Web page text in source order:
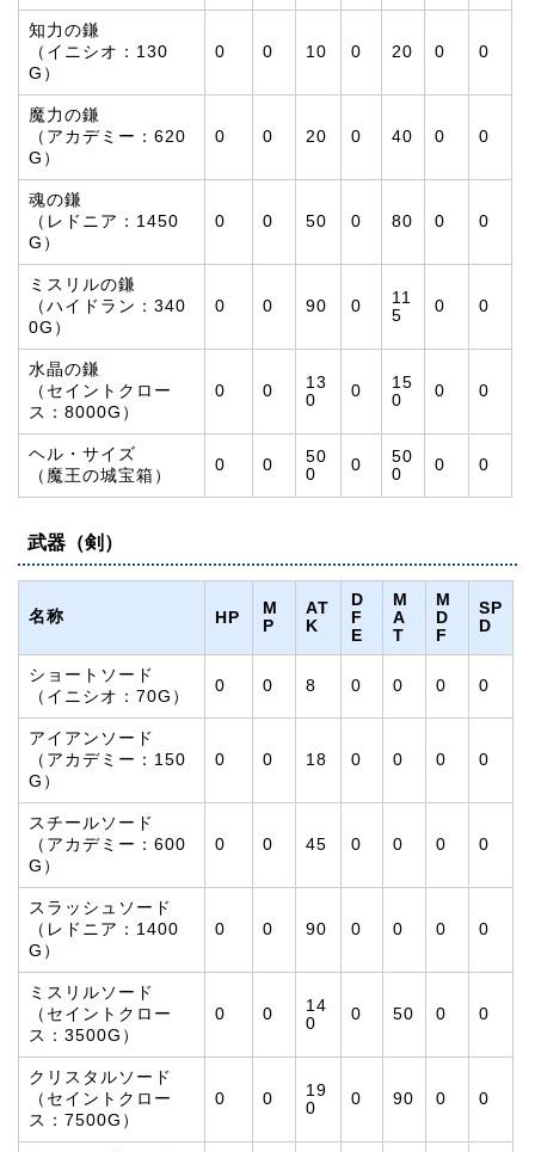
知力の鎌
（イニシオ：130
G）
0 0 10 0 20 0 0
魔力の鎌
（アカデミー：620
G）
0 0 20 0 40 0 0
魂の鎌
（レドニア：1450
G）
0 0 50 0 80 0 0
ミスリルの鎌
（ハイドラン：340
0G）
0 0 90 0
11
5
0 0
水晶の鎌
（セイントクロー
ス：8000G）
0 0
13
0
0
15
0
0 0
ヘル・サイズ
（魔王の城宝箱）
0 0
50
0
0
50
0
0 0
武器（剣）
名称 HP
M
P
AT
K
D
F
E
M
A
T
M
D
F
SP
D
ショートソード
（イニシオ：70G）
0 0 8 0 0 0 0
アイアンソード
（アカデミー：150
G）
0 0 18 0 0 0 0
スチールソード
（アカデミー：600
G）
0 0 45 0 0 0 0
スラッシュソード
（レドニア：1400
G）
0 0 90 0 0 0 0
ミスリルソード
（セイントクロー
ス：3500G）
0 0
14
0
0 50 0 0
クリスタルソード
（セイントクロー
ス：7500G）
0 0
19
0
0 90 0 0